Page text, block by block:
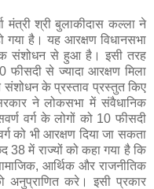
श्री बुलाकीदास कल्ला ने
गया है। यह आरक्षण विधानसभा
संशोधन से हुआ है। इसी तरह
फीसदी से ज्यादा आरक्षण मिला
के प्रस्ताव प्रस्तुत किए
ने लोकसभा में संवैधानिक
वर्ग के लोगों को 10 फीसदी
को भी आरक्षण दिया जा सकता
38 में राज्यों को कहा गया है कि
आर्थिक और राजनीतिक
अनुप्राणित करे। इसी प्रकार